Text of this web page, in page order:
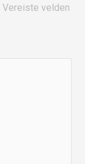
Vereiste velden